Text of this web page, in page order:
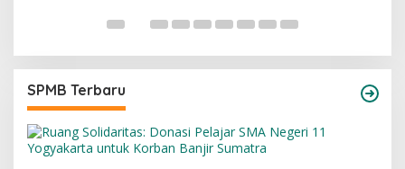
SPMB Terbaru